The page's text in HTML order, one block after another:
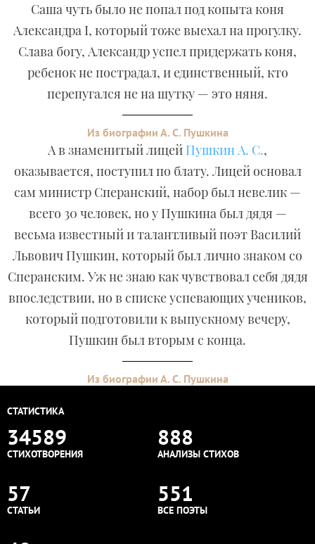
Саша чуть было не попал под копыта коня
Александра I, который тоже выехал на прогулку.
Слава богу, Александр успел придержать коня,
ребенок не пострадал, и единственный, кто
перепугался не на шутку — это няня.
Из биографии А. С. Пушкина
А в знаменитый лицей Пушкин А. С.,
оказывается, поступил по блату. Лицей основал
сам министр Сперанский, набор был невелик —
всего 30 человек, но у Пушкина был дядя —
весьма известный и талантливый поэт Василий
Львович Пушкин, который был лично знаком со
Сперанским. Уж не знаю как чувствовал себя дядя
впоследствии, но в списке успевающих учеников,
который подготовили к выпускному вечеру,
Пушкин был вторым с конца.
Из биографии А. С. Пушкина
СТАТИСТИКА
34589
СТИХОТВОРЕНИЯ
888
АНАЛИЗЫ СТИХОВ
57
СТАТЬИ
551
ВСЕ ПОЭТЫ